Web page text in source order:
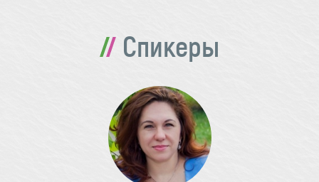
Спикеры